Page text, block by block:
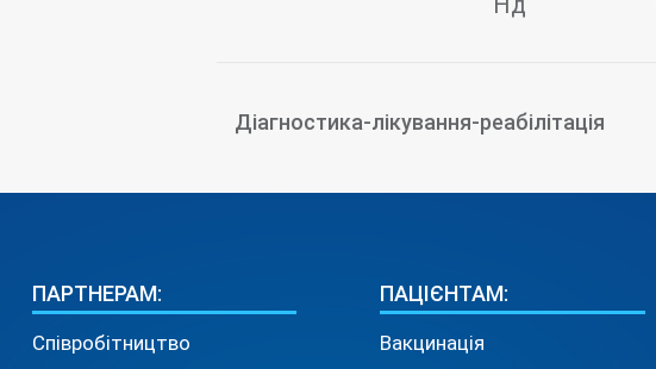
Діагностика-лікування-реабілітація
ПАРТНЕРАМ:
Співробітництво
ПАЦІЄНТАМ:
Вакцинація